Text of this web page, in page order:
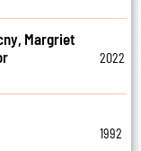
Margriet
2022
1992